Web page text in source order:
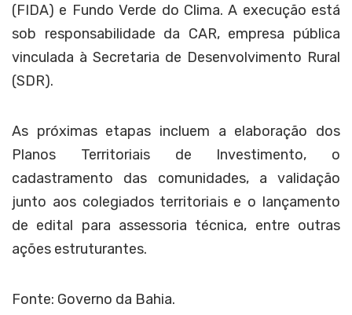
(FIDA) e Fundo Verde do Clima. A execução está
sob responsabilidade da CAR, empresa pública
vinculada à Secretaria de Desenvolvimento Rural
(SDR).
As próximas etapas incluem a elaboração dos
Planos Territoriais de Investimento, o
cadastramento das comunidades, a validação
junto aos colegiados territoriais e o lançamento
de edital para assessoria técnica, entre outras
ações estruturantes.
Fonte: Governo da Bahia.